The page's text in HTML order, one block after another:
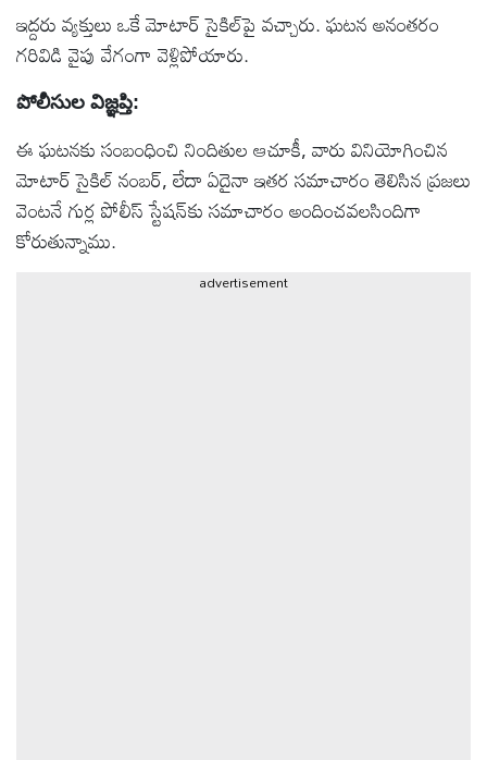
లైవ్
టీవి
వ్యవసాయం
ఓటీటీ
వీడియోలు
ఇద్దరు వ్యక్తులు ఒకే మోటార్ సైకిల్‌పై వచ్చారు. ఘటన అనంతరం
గరివిడి వైపు వేగంగా వెళ్లిపోయారు.
పోలీసుల విజ్ఞప్తి:
ఈ ఘటనకు సంబంధించి నిందితుల ఆచూకీ, వారు వినియోగించిన
మోటార్ సైకిల్ నంబర్, లేదా ఏదైనా ఇతర సమాచారం తెలిసిన ప్రజలు
వెంటనే గుర్ల పోలీస్ స్టేషన్‌కు సమాచారం అందించవలసిందిగా
కోరుతున్నాము.
advertisement